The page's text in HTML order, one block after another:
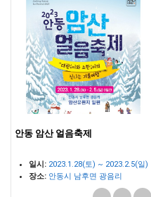
안동 암산 얼음축제
일시: 2023.1.28(토) ~ 2023.2.5(일)
장소: 안동시 남후면 광음리